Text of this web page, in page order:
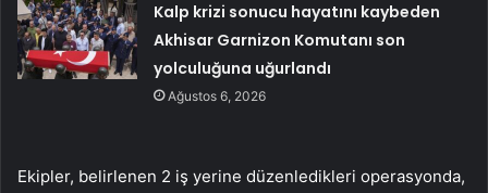
Kalp krizi sonucu hayatını kaybeden
Akhisar Garnizon Komutanı son
yolculuğuna uğurlandı
Ağustos 6, 2026
Ekipler, belirlenen 2 iş yerine düzenledikleri operasyonda,